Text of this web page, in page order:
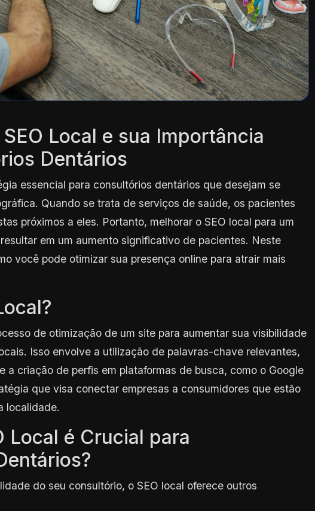
Local e sua Importância
Dentários
essencial para consultórios dentários que desejam se
Quando se trata de serviços de saúde, os pacientes
próximos a eles. Portanto, melhorar o SEO local para um
em um aumento significativo de pacientes. Neste
você pode otimizar sua presença online para atrair mais
de otimização de um site para aumentar sua visibilidade
Isso envolve a utilização de palavras-chave relevantes,
a criação de perfis em plataformas de busca, como o Google
que visa conectar empresas a consumidores que estão
localidade.
Local é Crucial para
do seu consultório, o SEO local oferece outros